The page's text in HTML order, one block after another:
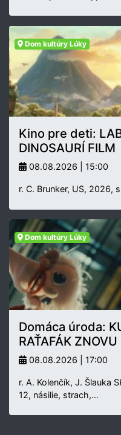
Dom kultúry Lúky
Kino pre deti:
DINOSAURÍ FILM
08.08.2026 | 15:00
r. C. Brunker, US, 2026,
Dom kultúry Lúky
Domáca úroda:
RAŤAFÁK
08.08.2026 | 17:00
r. A. Kolenčík, J. Šlauka
12, násilie, strach,…